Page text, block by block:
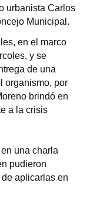
urbanista Carlos
Municipal.
en el marco
y se
de una
organismo, por
brindó en
a la crisis
una charla
pudieron
aplicarlas en